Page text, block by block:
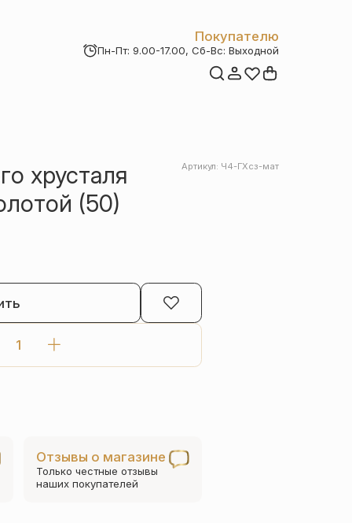
Покупателю
Акции
Пн-Пт: 9.00-17.00, Сб-Вс: Выходной
хрусталя
(50)
Артикул: Ч4-ГХсз-мат
Количество
товара
матовые
позолотой
Отзывы о магазине
Только честные отзывы
наших покупателей